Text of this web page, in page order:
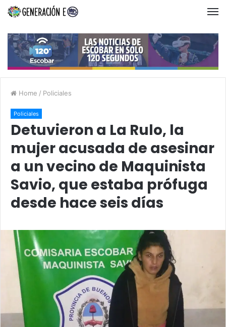
Home / Policiales
Policiales
Detuvieron a La Rulo, la
mujer acusada de asesinar
a un vecino de Maquinista
Savio, que estaba prófuga
desde hace seis días